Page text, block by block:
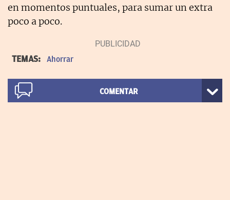
en momentos puntuales, para sumar un extra
poco a poco.
TEMAS: Ahorrar
COMENTAR